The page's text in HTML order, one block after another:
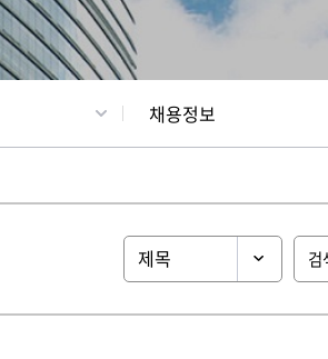
채용정보